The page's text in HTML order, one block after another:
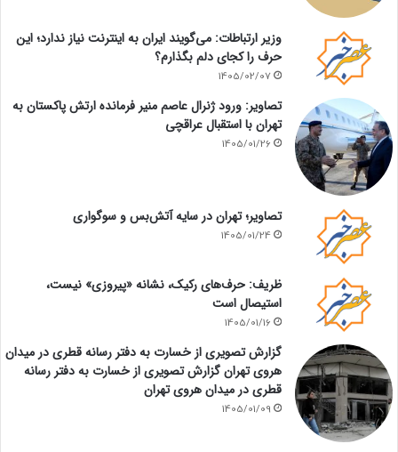
وزیر ارتباطات: می‌گویند ایران به اینترنت نیاز ندارد؛ این
حرف را کجای دلم بگذارم؟
1405/02/07
تصاویر: ورود ژنرال عاصم منیر فرمانده ارتش پاکستان به
تهران با استقبال عراقچی
1405/01/26
تصاویر؛ تهران در سایه آتش‌بس و سوگواری
1405/01/24
ظریف: حرف‌های رکیک، نشانه «پیروزی» نیست،
استیصال است
1405/01/16
گزارش تصویری از خسارت به دفتر رسانه قطری در میدان
هروی تهران گزارش تصویری از خسارت به دفتر رسانه
قطری در میدان هروی تهران
1405/01/09